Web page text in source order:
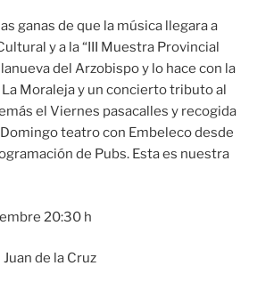
ganas de que la música llegara a
y a la “III Muestra Provincial
del Arzobispo y lo hace con la
Moraleja y un concierto tributo al
el Viernes pasacalles y recogida
teatro con Embeleco desde
de Pubs. Esta es nuestra
20:30 h
de la Cruz